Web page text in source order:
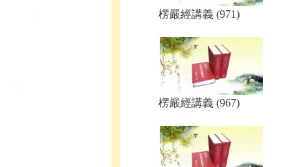
楞嚴經講義 (971)
楞嚴經講義 (967)